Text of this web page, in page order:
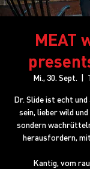
MEAT
Mi., 30. Sept.
  |
Dr. Slide ist echt
sein, lieber wild
sondern
herausfordern,
Kantig, vom